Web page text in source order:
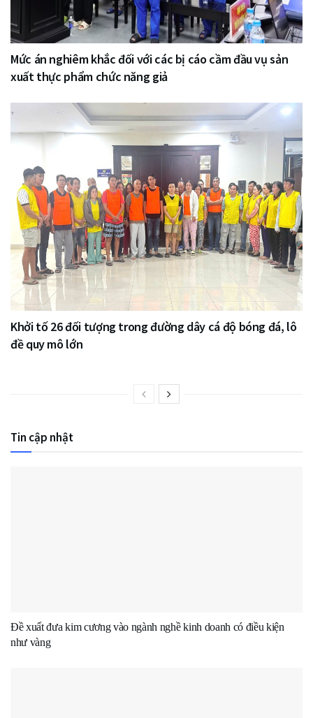
Mức án nghiêm khắc đối với các bị cáo cầm đầu vụ sản
xuất thực phẩm chức năng giả
Khởi tố 26 đối tượng trong đường dây cá độ bóng đá, lô
đề quy mô lớn
Tin cập nhật
Đề xuất đưa kim cương vào ngành nghề kinh doanh có điều kiện
như vàng